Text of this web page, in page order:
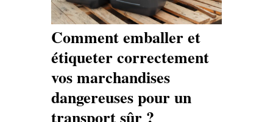
Comment emballer et
étiqueter correctement
vos marchandises
dangereuses pour un
transport sûr ?